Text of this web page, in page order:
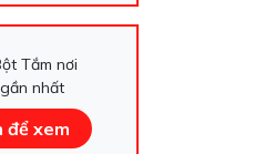
Tắm nơi
nhất
để xem